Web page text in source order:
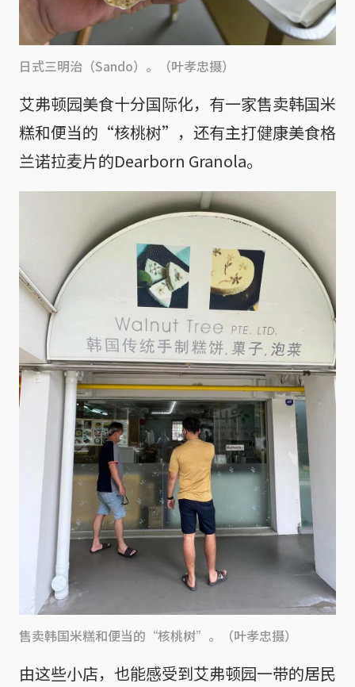
日式三明治（Sando）。（叶孝忠摄）
艾弗顿园美食十分国际化，有一家售卖韩国米
糕和便当的“核桃树”，还有主打健康美食格
兰诺拉麦片的Dearborn Granola。
售卖韩国米糕和便当的“核桃树”。（叶孝忠摄）
由这些小店，也能感受到艾弗顿园一带的居民